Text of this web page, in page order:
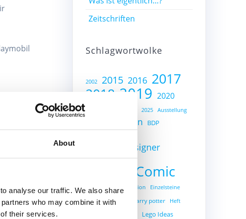
About
analyse our traffic. We also share
who may combine it with
their services.
keine
es
aber
„mit
des
Zeitschriften
Schlagwortwolke
2002 2015 2016 2017
2018 2019 2020
2025 Ausstellung
Batman BDP
Bricklink
Bricklink Designer
Programm
Comic
Creator Education Einzelsteine
Gratisset harry potter Heft
Lego Ideas